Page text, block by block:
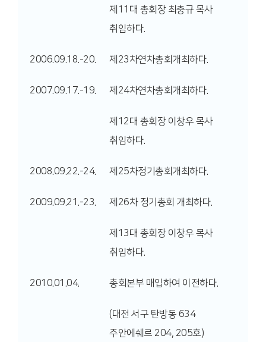
제11대 총회장 최충규 목사
취임하다.
2006.09.18.-20. 제23차연차총회개최하다.
2007.09.17.-19. 제24차연차총회개최하다.
제12대 총회장 이창우 목사
취임하다.
2008.09.22.-24. 제25차정기총회개최하다.
2009.09.21.-23. 제26차 정기총회 개최하다.
제13대 총회장 이창우 목사
취임하다.
2010.01.04. 총회본부 매입하여 이전하다.
(대전 서구 탄방동 634
주안에쉐르 204, 205호)